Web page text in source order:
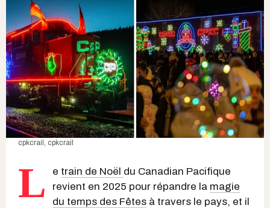
cpkcrail cpkcrail
L e train de Noël du Canadian Pacifique
revient en 2025 pour répandre la magie
du temps des Fêtes à travers le pays, et il